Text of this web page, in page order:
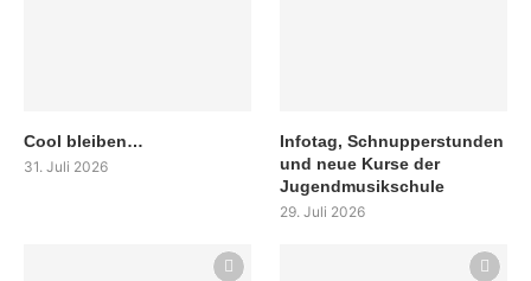
Cool bleiben…
31. Juli 2026
Infotag, Schnupperstunden
und neue Kurse der
Jugendmusikschule
29. Juli 2026